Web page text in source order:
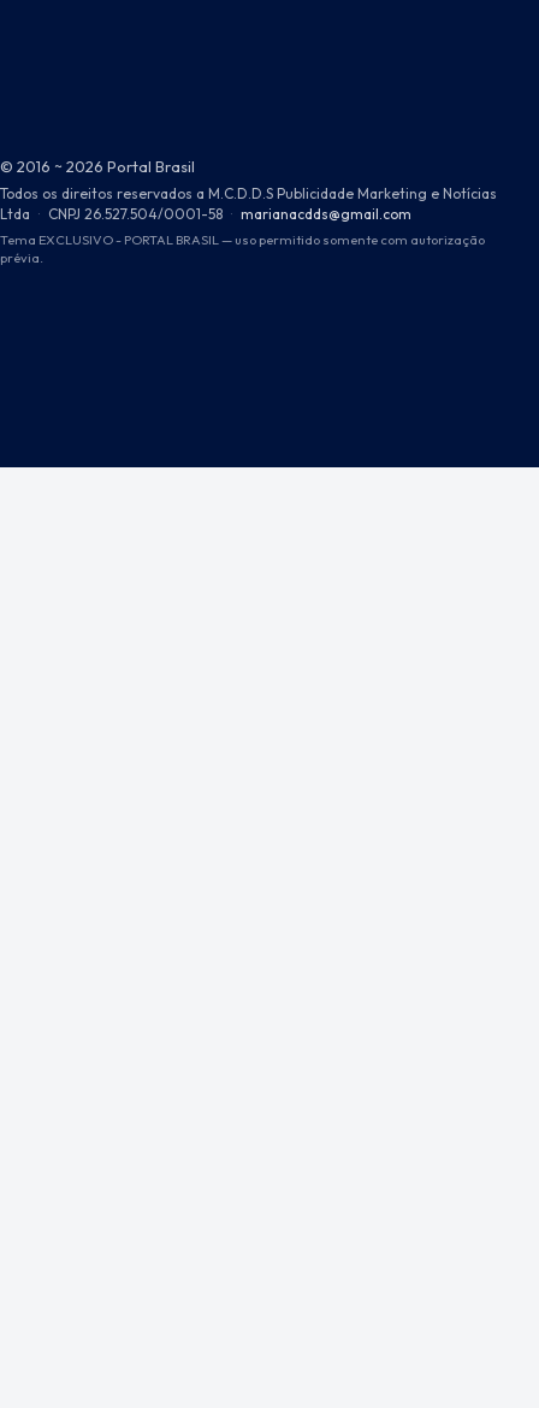
© 2016 ~ 2026 Portal Brasil
Todos os direitos reservados a M.C.D.D.S Publicidade Marketing e Notícias
Ltda · CNPJ 26.527.504/0001-58 · marianacdds@gmail.com
Tema EXCLUSIVO - PORTAL BRASIL — uso permitido somente com autorização
prévia.